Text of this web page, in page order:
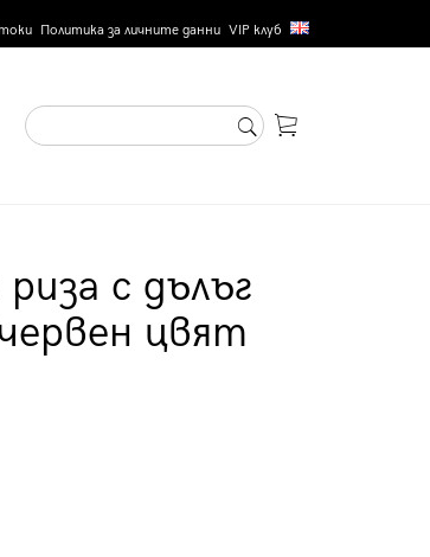
Политика за личните данни VIP клуб
с дълъг
цвят